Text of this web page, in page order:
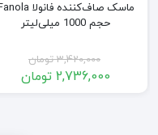
ژل حالت دهنده مو نیوآ Nivea
مدل Aqua Shiny Effect Gel
958,000 تومان
718,000 تومان